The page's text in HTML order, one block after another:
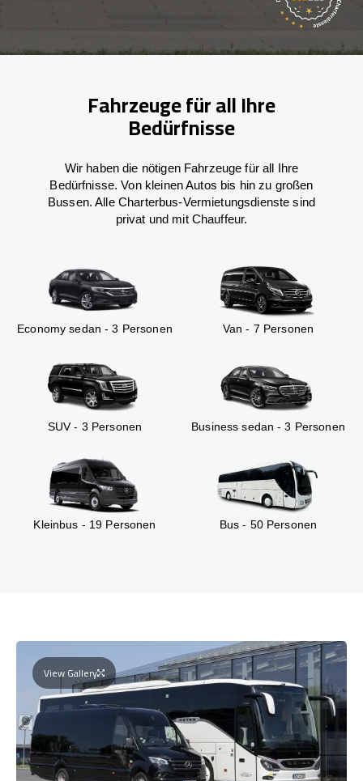
Fahrzeuge für all Ihre
Bedürfnisse
Wir haben die nötigen Fahrzeuge für all Ihre
Bedürfnisse. Von kleinen Autos bis hin zu großen
Bussen. Alle Charterbus-Vermietungsdienste sind
privat und mit Chauffeur.
Economy sedan - 3 Personen Van - 7 Personen
SUV - 3 Personen Business sedan - 3 Personen
Kleinbus - 19 Personen Bus - 50 Personen
View Gallery